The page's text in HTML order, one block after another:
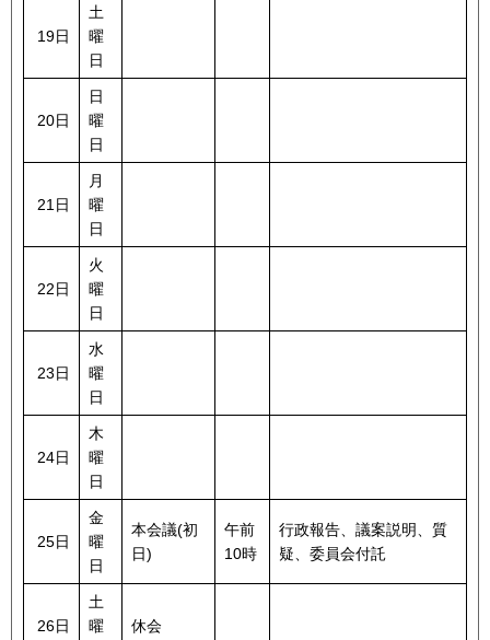
19日
土
曜
日
20日
日
曜
日
21日
月
曜
日
22日
火
曜
日
23日
水
曜
日
24日
木
曜
日
25日
金
曜
日
本会議(初
日)
午前
10時
行政報告、議案説明、質
疑、委員会付託
26日
土
曜
休会